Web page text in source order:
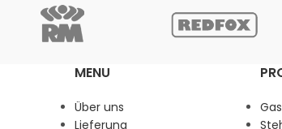
MENU
Über uns
Lieferung